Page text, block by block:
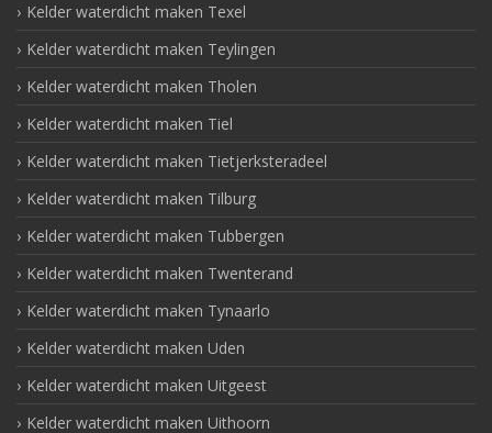
Kelder waterdicht maken Texel
Kelder waterdicht maken Teylingen
Kelder waterdicht maken Tholen
Kelder waterdicht maken Tiel
Kelder waterdicht maken Tietjerksteradeel
Kelder waterdicht maken Tilburg
Kelder waterdicht maken Tubbergen
Kelder waterdicht maken Twenterand
Kelder waterdicht maken Tynaarlo
Kelder waterdicht maken Uden
Kelder waterdicht maken Uitgeest
Kelder waterdicht maken Uithoorn